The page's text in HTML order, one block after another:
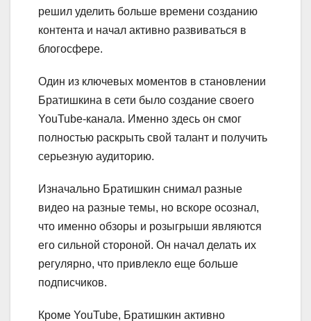
решил уделить больше времени созданию
контента и начал активно развиваться в
блогосфере.
Один из ключевых моментов в становлении
Братишкина в сети было создание своего
YouTube-канала. Именно здесь он смог
полностью раскрыть свой талант и получить
серьезную аудиторию.
Изначально Братишкин снимал разные
видео на разные темы, но вскоре осознал,
что именно обзоры и розыгрыши являются
его сильной стороной. Он начал делать их
регулярно, что привлекло еще больше
подписчиков.
Кроме YouTube, Братишкин активно